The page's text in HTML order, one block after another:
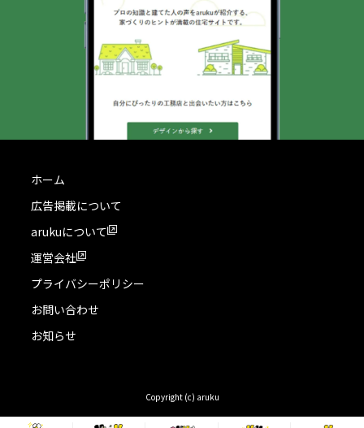
ホーム
広告掲載について
arukuについて
運営会社
プライバシーポリシー
お問い合わせ
お知らせ
Copyright (c) aruku